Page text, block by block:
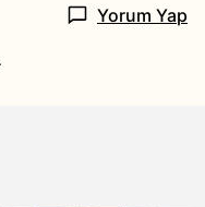
Yorum Yap